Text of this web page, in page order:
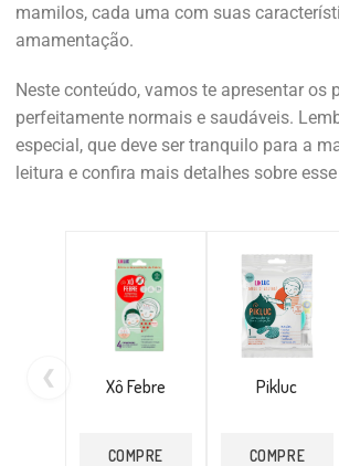
mamilos, cada uma com suas
amamentação.
Neste conteúdo, vamos te apresentar
perfeitamente normais e saudáveis.
especial, que deve ser tranquilo para a
leitura e confira mais detalhes sobre
❮ Xô Febre
COMPRE
Pikluc
COMPRE